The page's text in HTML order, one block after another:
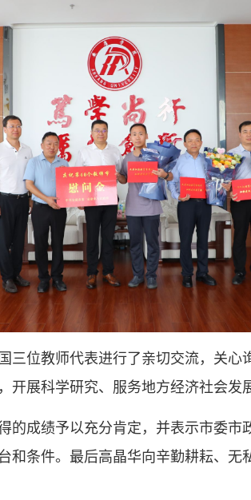
三位教师代表进行了亲切交流，关心
展科学研究、服务地方经济社会发
的成绩予以充分肯定，并表示市委市
和条件。最后高晶华向辛勤耕耘、无